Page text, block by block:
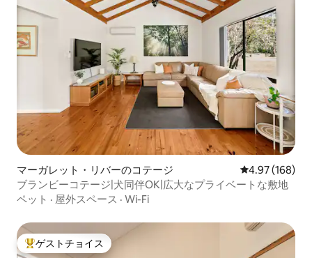
マーガレット・リバーのコテージ レビュー168
4.97 (168)
ブランビーコテージ|犬同伴OK|広大なプライベートな敷地
ペット · 屋外スペース · Wi-Fi
大好評のゲストチョイスです。
ゲストチョイス